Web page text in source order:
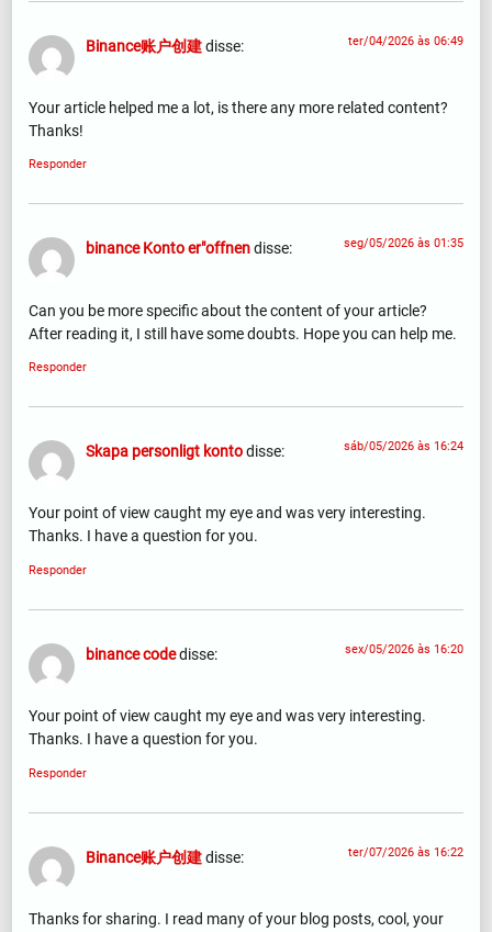
Binance账户创建disse: ter/04/2026 às 06:49
Your article helped me a lot, is there any more related content?
Thanks!
Responder
binance Konto er"offnendisse: seg/05/2026 às 01:35
Can you be more specific about the content of your article?
After reading it, I still have some doubts. Hope you can help me.
Responder
Skapa personligt kontodisse: sáb/05/2026 às 16:24
Your point of view caught my eye and was very interesting.
Thanks. I have a question for you.
Responder
binance codedisse: sex/05/2026 às 16:20
Your point of view caught my eye and was very interesting.
Thanks. I have a question for you.
Responder
Binance账户创建disse: ter/07/2026 às 16:22
Thanks for sharing. I read many of your blog posts, cool, your